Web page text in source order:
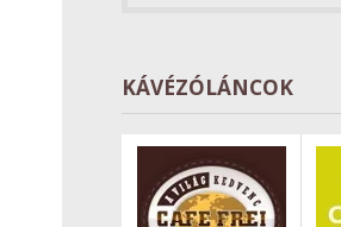
KÁVÉZÓLÁNCOK